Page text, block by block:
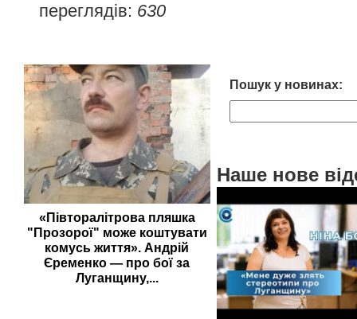
переглядів: 630
«Півторалітрова пляшка
"Прозорої" може коштувати
комусь життя». Андрій
Єременко — про бої за
Луганщину,...
Пошук у новинах:
Наше нове